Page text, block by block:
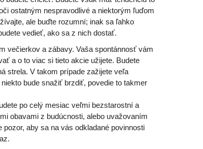
ostatným nespravodlivé a niektorým ľuďom
ale buďte rozumní; inak sa ľahko
vedieť, ako sa z nich dostať.
večierkov a zábavy. Vaša spontánnosť vám
a o to viac si tieto akcie užijete. Budete
strela. V takom prípade zažijete veľa
bude snažiť brzdiť, povedie to takmer
po celý mesiac veľmi bezstarostní a
obavami z budúcnosti, alebo uvažovaním
pozor, aby sa na vás odkladané povinnosti